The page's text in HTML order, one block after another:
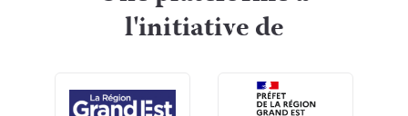
l'initiative de